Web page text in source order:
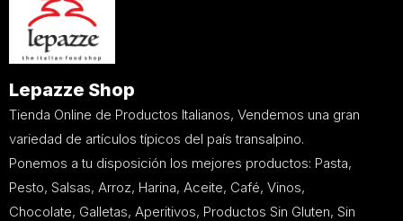
Lepazze Shop
Tienda Online de Productos Italianos, Vendemos una gran
variedad de artículos típicos del país transalpino.
Ponemos a tu disposición los mejores productos: Pasta,
Pesto, Salsas, Arroz, Harina, Aceite, Café, Vinos,
Chocolate, Galletas, Aperitivos, Productos Sin Gluten, Sin